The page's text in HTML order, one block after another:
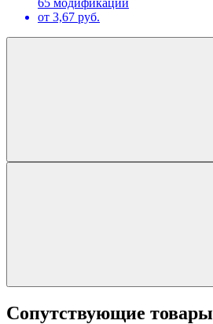
от 3,67 руб.
Сопутствующие товары